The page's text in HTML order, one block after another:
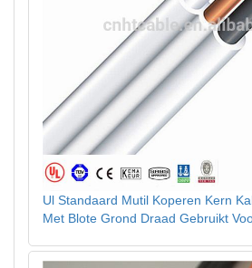
Ul Standaard Mutil Koperen Kern
Met Blote Grond Draad Gebruikt